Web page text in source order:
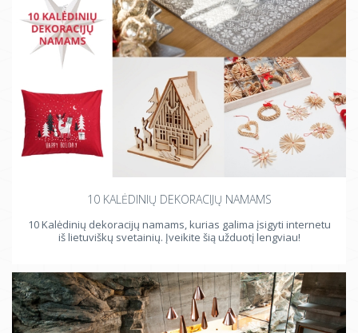
10 KALĖDINIŲ DEKORACIJŲ NAMAMS
10 Kalėdinių dekoracijų namams, kurias galima įsigyti internetu
iš lietuviškų svetainių. Įveikite šią užduotį lengviau!